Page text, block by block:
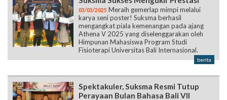
Himpunan Mahasiswa Program Studi
Fisioterapi Universitas Bali Internasional.
berita
Spektakuler, Suksma Resmi Tutup
Perayaan Bulan Bahasa Bali VII
Negeri 1 Sukawati telah melaksanakan
penutupan Bulan Bahasa Bali VII pada Jumat,
14 Februari 2025.